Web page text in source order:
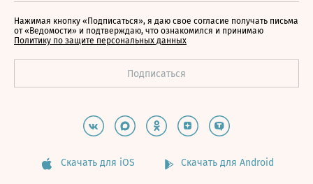
Нажимая кнопку «Подписаться», я даю свое согласие получать письма
от «Ведомости» и подтверждаю, что ознакомился и принимаю
Политику по защите персональных данных
Скачать для iOS Скачать для Android